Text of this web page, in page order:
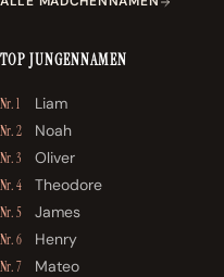
TOP JUNGENNAMEN
Nr. 1 Liam
Nr. 2 Noah
Nr. 3 Oliver
Nr. 4 Theodore
Nr. 5 James
Nr. 6 Henry
Nr. 7 Mateo